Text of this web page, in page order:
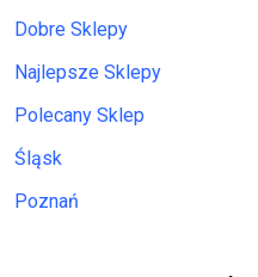
Dobre Sklepy
Najlepsze Sklepy
Polecany Sklep
Śląsk
Poznań